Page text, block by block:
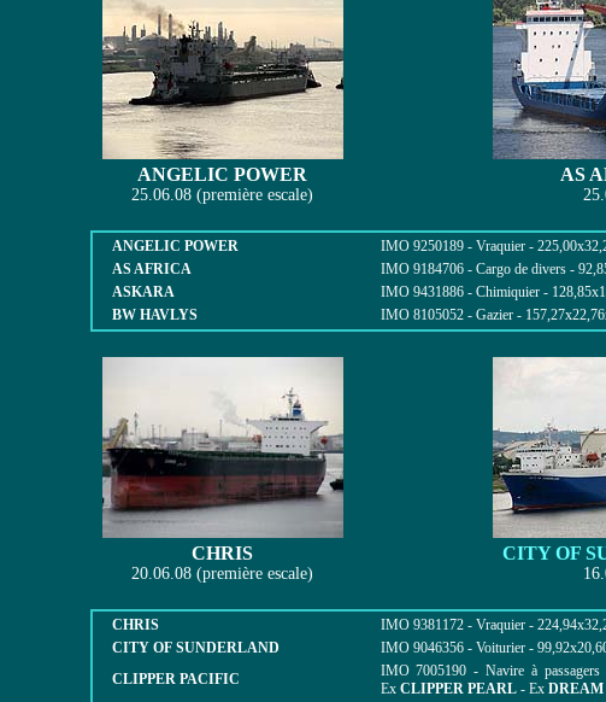
ANGELIC POWER
25.06.08 (première escale)
AS
ANGELIC POWER
IMO 9250189 - Vraquier -
AS AFRICA
IMO 9184706 - Cargo de divers -
ASKARA
IMO 9431886 - Chimiquier -
BW HAVLYS
IMO 8105052 - Gazier -
CHRIS
20.06.08 (première escale)
CITY OF
CHRIS
IMO 9381172 - Vraquier -
CITY OF SUNDERLAND
IMO 9046356 - Voiturier -
CLIPPER PACIFIC
IMO 7005190 - Navire à
Ex CLIPPER PEARL- Ex DREAM